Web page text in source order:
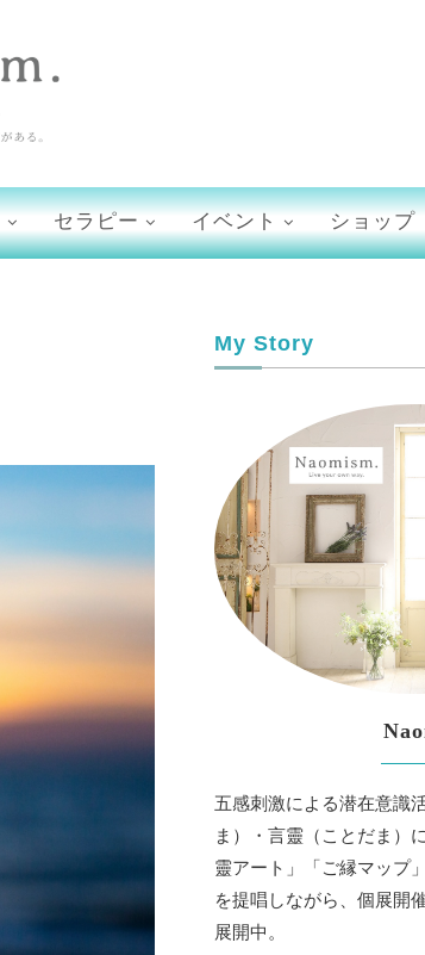
セラピー イベント ショップ
My Story
五感刺激による潜在意識
ま）・言靈（ことだま）
靈アート」「ご縁マップ
を提唱しながら、個展開
展開中。